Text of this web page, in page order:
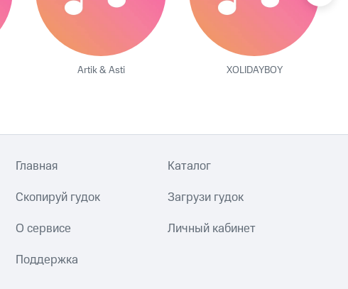
Artik & Asti XOLIDAYBOY
Главная Каталог
Скопируй гудок Загрузи гудок
О сервисе Личный кабинет
Поддержка